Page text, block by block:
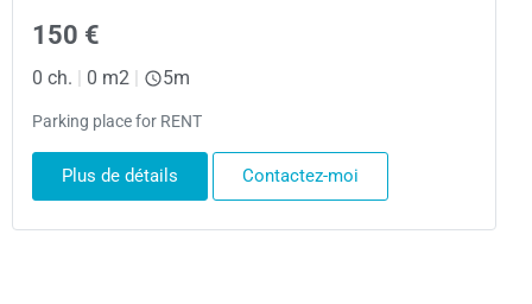
150 €
0 ch. | 0 m2 | 5m
Parking place for RENT
Plus de détails Contactez-moi